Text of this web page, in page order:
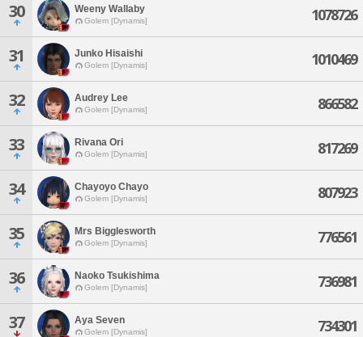
30 Weeny Wallaby
Golem [Dynamis] 1078726
31 Junko Hisaishi
Golem [Dynamis] 1010469
32 Audrey Lee
Golem [Dynamis] 866582
33 Rivana Ori
Golem [Dynamis] 817269
34 Chayoyo Chayo
Golem [Dynamis] 807923
35 Mrs Bigglesworth
Golem [Dynamis] 776561
36 Naoko Tsukishima
Golem [Dynamis] 736981
37 Aya Seven
Golem [Dynamis] 734301